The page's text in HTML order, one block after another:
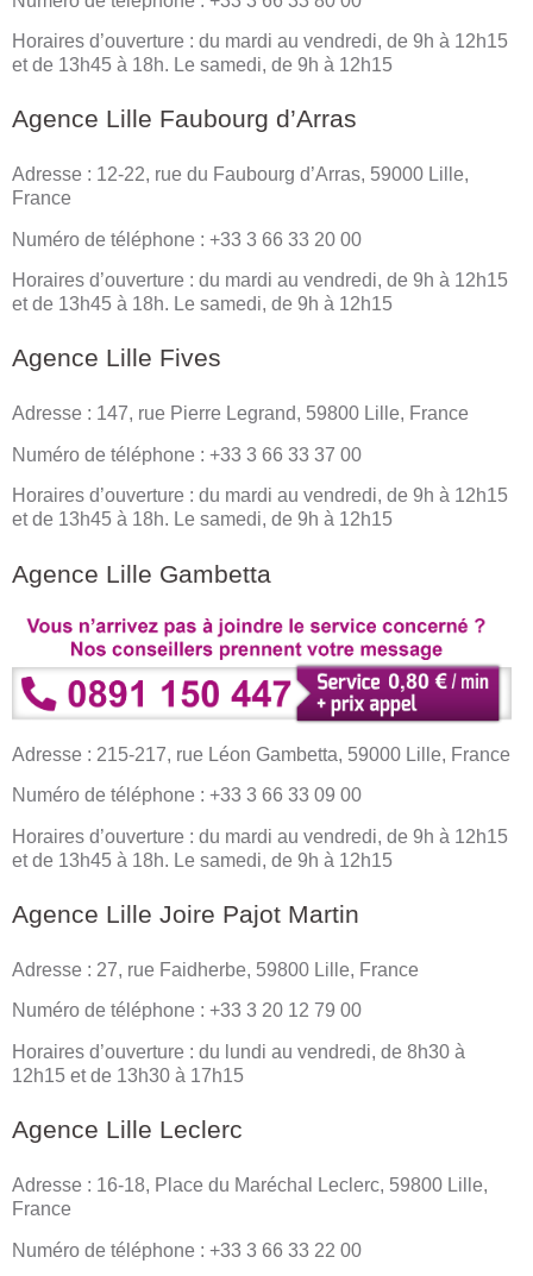
Horaires d’ouverture : du mardi au vendredi, de 9h à 12h15
et de 13h45 à 18h. Le samedi, de 9h à 12h15
Agence Lille Faubourg d’Arras
Adresse : 12-22, rue du Faubourg d’Arras, 59000 Lille,
France
Numéro de téléphone : +33 3 66 33 20 00
Horaires d’ouverture : du mardi au vendredi, de 9h à 12h15
et de 13h45 à 18h. Le samedi, de 9h à 12h15
Agence Lille Fives
Adresse : 147, rue Pierre Legrand, 59800 Lille, France
Numéro de téléphone : +33 3 66 33 37 00
Horaires d’ouverture : du mardi au vendredi, de 9h à 12h15
et de 13h45 à 18h. Le samedi, de 9h à 12h15
Agence Lille Gambetta
Adresse : 215-217, rue Léon Gambetta, 59000 Lille, France
Numéro de téléphone : +33 3 66 33 09 00
Horaires d’ouverture : du mardi au vendredi, de 9h à 12h15
et de 13h45 à 18h. Le samedi, de 9h à 12h15
Agence Lille Joire Pajot Martin
Adresse : 27, rue Faidherbe, 59800 Lille, France
Numéro de téléphone : +33 3 20 12 79 00
Horaires d’ouverture : du lundi au vendredi, de 8h30 à
12h15 et de 13h30 à 17h15
Agence Lille Leclerc
Adresse : 16-18, Place du Maréchal Leclerc, 59800 Lille,
France
Numéro de téléphone : +33 3 66 33 22 00